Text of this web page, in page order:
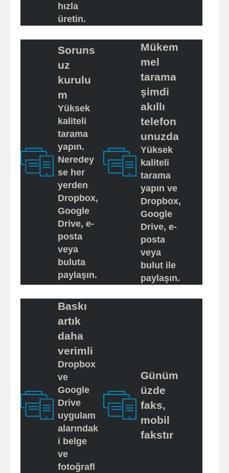
hızla
üretin.
Soruns
uz
kurulu
m
Yüksek
kaliteli
tarama
yapın.
Neredey
se her
yerden
Dropbox,
Google
Drive, e-
posta
veya
buluta
paylaşın.
Mükem
mel
tarama
şimdi
akıllı
telefon
unuzda
Yüksek
kaliteli
tarama
yapın ve
Dropbox,
Google
Drive, e-
posta
veya
bulut ile
paylaşın.
Baskı
artık
daha
verimli
Dropbox
ve
Google
Drive
uygulam
alarındak
i belge
ve
fotoğrafl
Günüm
üzde
faks,
mobil
fakstır